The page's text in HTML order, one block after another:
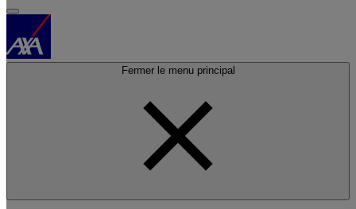
Fermer le menu principal